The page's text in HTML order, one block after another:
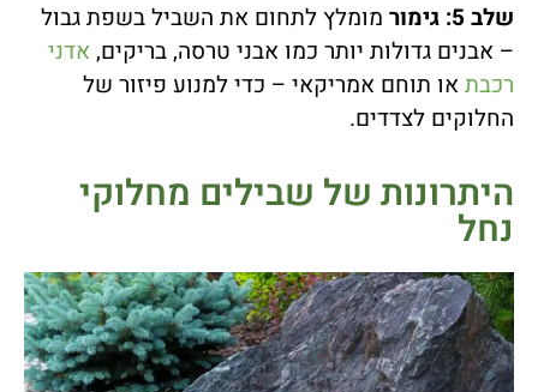
שלב 5: גימור
מומלץ לתחום את השביל בשפת גבול
– אבנים גדולות יותר כמו אבני טרסה, בריקים, אדני
רכבת או תוחם אמריקאי – כדי למנוע פיזור של
החלוקים לצדדים.
היתרונות של שבילים מחלוקי
נחל